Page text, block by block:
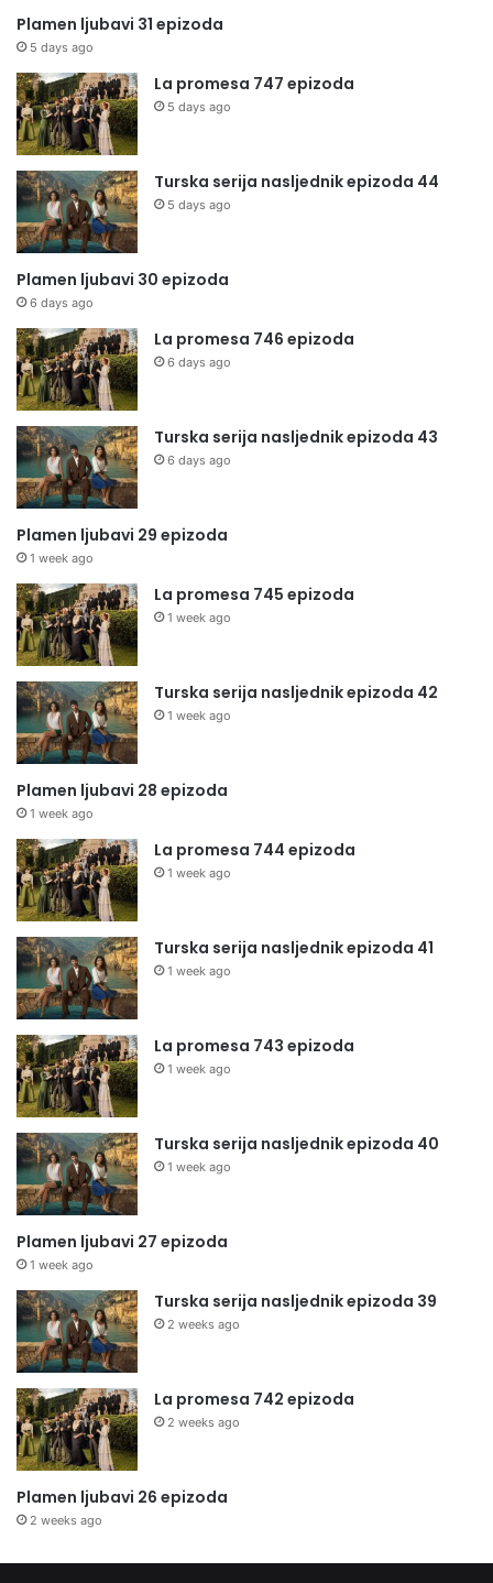
Plamen ljubavi 31 epizoda
5 days ago
La promesa 747 epizoda
5 days ago
Turska serija nasljednik epizoda 44
5 days ago
Plamen ljubavi 30 epizoda
6 days ago
La promesa 746 epizoda
6 days ago
Turska serija nasljednik epizoda 43
6 days ago
Plamen ljubavi 29 epizoda
1 week ago
La promesa 745 epizoda
1 week ago
Turska serija nasljednik epizoda 42
1 week ago
Plamen ljubavi 28 epizoda
1 week ago
La promesa 744 epizoda
1 week ago
Turska serija nasljednik epizoda 41
1 week ago
La promesa 743 epizoda
1 week ago
Turska serija nasljednik epizoda 40
1 week ago
Plamen ljubavi 27 epizoda
1 week ago
Turska serija nasljednik epizoda 39
2 weeks ago
La promesa 742 epizoda
2 weeks ago
Plamen ljubavi 26 epizoda
2 weeks ago